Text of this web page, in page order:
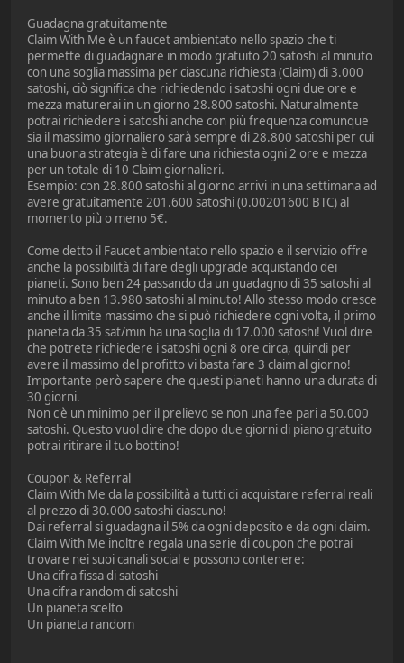
Guadagna gratuitamente
Claim With Me è un faucet ambientato nello spazio che ti
permette di guadagnare in modo gratuito 20 satoshi al minuto
con una soglia massima per ciascuna richiesta (Claim) di 3.000
satoshi, ciò significa che richiedendo i satoshi ogni due ore e
mezza maturerai in un giorno 28.800 satoshi. Naturalmente
potrai richiedere i satoshi anche con più frequenza comunque
sia il massimo giornaliero sarà sempre di 28.800 satoshi per cui
una buona strategia è di fare una richiesta ogni 2 ore e mezza
per un totale di 10 Claim giornalieri.
Esempio: con 28.800 satoshi al giorno arrivi in una settimana ad
avere gratuitamente 201.600 satoshi (0.00201600 BTC) al
momento più o meno 5€.
Come detto il Faucet ambientato nello spazio e il servizio offre
anche la possibilità di fare degli upgrade acquistando dei
pianeti. Sono ben 24 passando da un guadagno di 35 satoshi al
minuto a ben 13.980 satoshi al minuto! Allo stesso modo cresce
anche il limite massimo che si può richiedere ogni volta, il primo
pianeta da 35 sat/min ha una soglia di 17.000 satoshi! Vuol dire
che potrete richiedere i satoshi ogni 8 ore circa, quindi per
avere il massimo del profitto vi basta fare 3 claim al giorno!
Importante però sapere che questi pianeti hanno una durata di
30 giorni.
Non c'è un minimo per il prelievo se non una fee pari a 50.000
satoshi. Questo vuol dire che dopo due giorni di piano gratuito
potrai ritirare il tuo bottino!
Coupon & Referral
Claim With Me da la possibilità a tutti di acquistare referral reali
al prezzo di 30.000 satoshi ciascuno!
Dai referral si guadagna il 5% da ogni deposito e da ogni claim.
Claim With Me inoltre regala una serie di coupon che potrai
trovare nei suoi canali social e possono contenere:​
Una cifra fissa di satoshi
Una cifra random di satoshi
Un pianeta scelto
Un pianeta random